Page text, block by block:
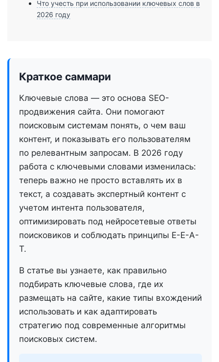
Что учесть при использовании ключевых слов в
2026 году
Краткое саммари
Ключевые слова — это основа SEO-
продвижения сайта. Они помогают
поисковым системам понять, о чем ваш
контент, и показывать его пользователям
по релевантным запросам. В 2026 году
работа с ключевыми словами изменилась:
теперь важно не просто вставлять их в
текст, а создавать экспертный контент с
учетом интента пользователя,
оптимизировать под нейросетевые ответы
поисковиков и соблюдать принципы E-E-A-
T.
В статье вы узнаете, как правильно
подбирать ключевые слова, где их
размещать на сайте, какие типы вхождений
использовать и как адаптировать
стратегию под современные алгоритмы
поисковых систем.